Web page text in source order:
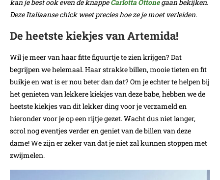
kan je best ook even de knappeCarlotta Ottonegaan bekijken.
Deze Italiaanse chick weet precies hoe ze je moet verleiden.
De heetste kiekjes van Artemida!
Wil je meer van haar fitte figuurtje te zien krijgen? Dat
begrijpen we helemaal. Haar strakke billen, mooie tieten en fit
buikje en wat is er nou beter dan dat? Om je echter te helpen bij
het genieten van lekkere kiekjes van deze babe, hebben we de
heetste kiekjes van dit lekker ding voor je verzameld en
hieronder voor je op een rijtje gezet. Wacht dus niet langer,
scrol nog eventjes verder en geniet van de billen van deze
dame! We zijn er zeker van dat je niet zal kunnen stoppen met
zwijmelen.